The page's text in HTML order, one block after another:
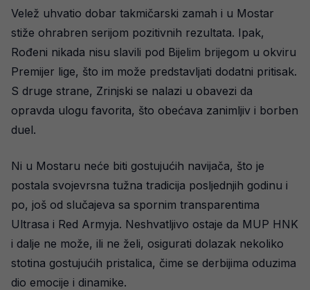
Velež uhvatio dobar takmičarski zamah i u Mostar
stiže ohrabren serijom pozitivnih rezultata. Ipak,
Rođeni nikada nisu slavili pod Bijelim brijegom u okviru
Premijer lige, što im može predstavljati dodatni pritisak.
S druge strane, Zrinjski se nalazi u obavezi da
opravda ulogu favorita, što obećava zanimljiv i borben
duel.
Ni u Mostaru neće biti gostujućih navijača, što je
postala svojevrsna tužna tradicija posljednjih godinu i
po, još od slučajeva sa spornim transparentima
Ultrasa i Red Armyja. Neshvatljivo ostaje da MUP HNK
i dalje ne može, ili ne želi, osigurati dolazak nekoliko
stotina gostujućih pristalica, čime se derbijima oduzima
dio emocije i dinamike.